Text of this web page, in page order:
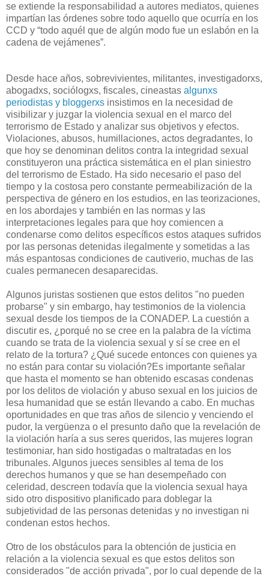
se extiende la responsabilidad a autores mediatos, quienes
impartían las órdenes sobre todo aquello que ocurría en los
CCD y “todo aquél que de algún modo fue un eslabón en la
cadena de vejámenes”.
Desde hace años, sobrevivientes, militantes, investigadorxs,
abogadxs, sociólogxs, fiscales, cineastas algunxs
periodistas y bloggerxs insistimos en la necesidad de
visibilizar y juzgar la violencia sexual en el marco del
terrorismo de Estado y analizar sus objetivos y efectos.
Violaciones, abusos, humillaciones, actos degradantes, lo
que hoy se denominan delitos contra la integridad sexual
constituyeron una práctica sistemática en el plan siniestro
del terrorismo de Estado. Ha sido necesario el paso del
tiempo y la costosa pero constante permeabilización de la
perspectiva de género en los estudios, en las teorizaciones,
en los abordajes y también en las normas y las
interpretaciones legales para que hoy comiencen a
condenarse como delitos específicos estos ataques sufridos
por las personas detenidas ilegalmente y sometidas a las
más espantosas condiciones de cautiverio, muchas de las
cuales permanecen desaparecidas.
Algunos juristas sostienen que estos delitos "no pueden
probarse" y sin embargo, hay testimonios de la violencia
sexual desde los tiempos de la CONADEP. La cuestión a
discutir es, ¿porqué no se cree en la palabra de la víctima
cuando se trata de la violencia sexual y sí se cree en el
relato de la tortura? ¿Qué sucede entonces con quienes ya
no están para contar su violación?Es importante señalar
que hasta el momento se han obtenido escasas condenas
por los delitos de violación y abuso sexual en los juicios de
lesa humanidad que se están llevando a cabo. En muchas
oportunidades en que tras años de silencio y venciendo el
pudor, la vergüenza o el presunto daño que la revelación de
la violación haría a sus seres queridos, las mujeres logran
testimoniar, han sido hostigadas o maltratadas en los
tribunales. Algunos jueces sensibles al tema de los
derechos humanos y que se han desempeñado con
celeridad, descreen todavía que la violencia sexual haya
sido otro dispositivo planificado para doblegar la
subjetividad de las personas detenidas y no investigan ni
condenan estos hechos.
Otro de los obstáculos para la obtención de justicia en
relación a la violencia sexual es que estos delitos son
considerados "de acción privada", por lo cual depende de la